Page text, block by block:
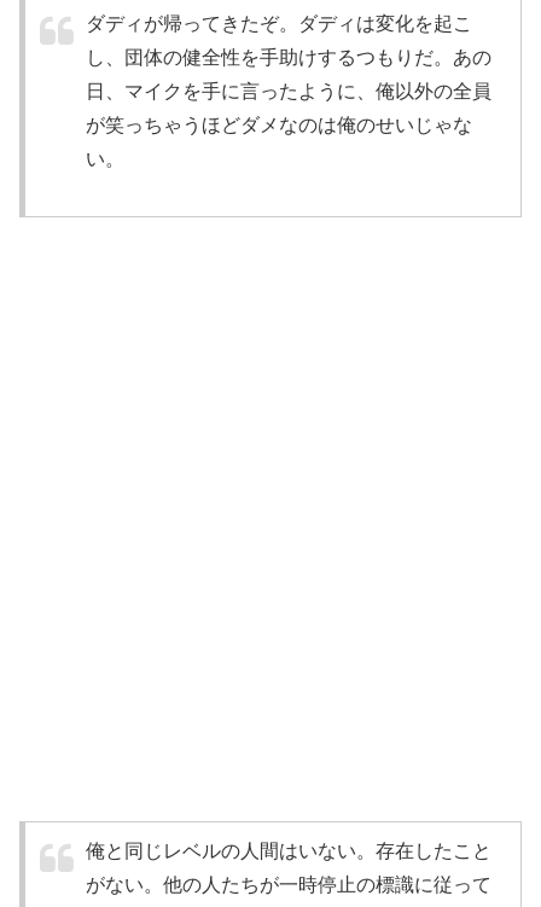
ダディが帰ってきたぞ。ダディは変化を起こ
し、団体の健全性を手助けするつもりだ。あの
日、マイクを手に言ったように、俺以外の全員
が笑っちゃうほどダメなのは俺のせいじゃな
い。
俺と同じレベルの人間はいない。存在したこと
がない。他の人たちが一時停止の標識に従って